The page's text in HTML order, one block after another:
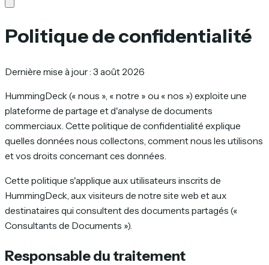
Politique de confidentialité
Dernière mise à jour : 3 août 2026
HummingDeck (« nous », « notre » ou « nos ») exploite une
plateforme de partage et d'analyse de documents
commerciaux. Cette politique de confidentialité explique
quelles données nous collectons, comment nous les utilisons
et vos droits concernant ces données.
Cette politique s'applique aux utilisateurs inscrits de
HummingDeck, aux visiteurs de notre site web et aux
destinataires qui consultent des documents partagés («
Consultants de Documents »).
Responsable du traitement